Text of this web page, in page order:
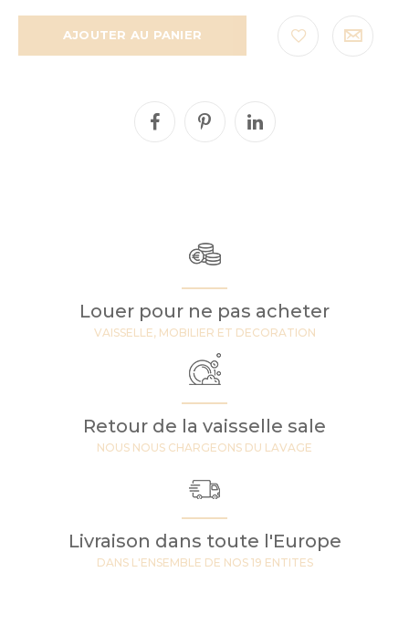
AJOUTER AU PANIER
Louer pour ne pas acheter
VAISSELLE, MOBILIER ET DECORATION
Retour de la vaisselle sale
NOUS NOUS CHARGEONS DU LAVAGE
Livraison dans toute l'Europe
DANS L'ENSEMBLE DE NOS 19 ENTITES